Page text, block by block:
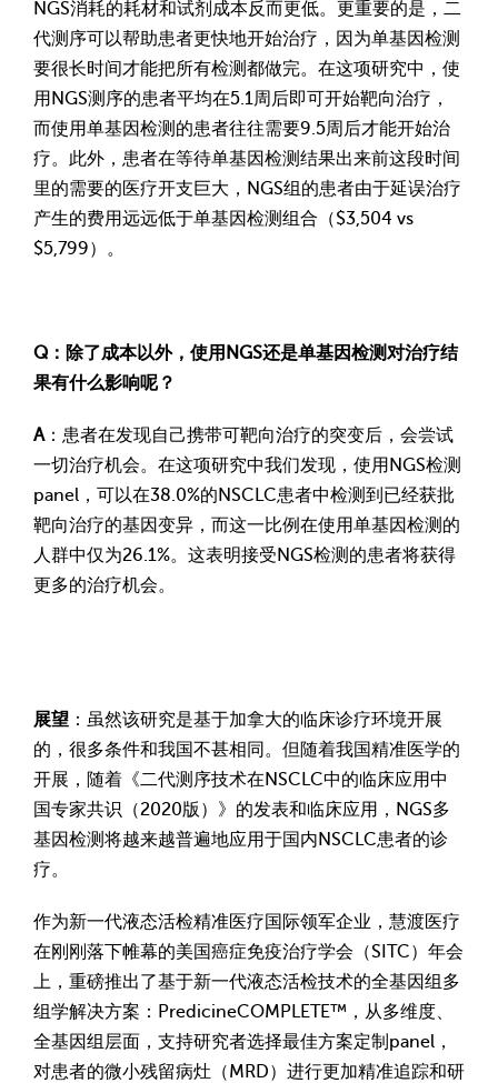
NGS消耗的耗材和试剂成本反而更低。更重要的是，二
代测序可以帮助患者更快地开始治疗，因为单基因检测
要很长时间才能把所有检测都做完。在这项研究中，使
用NGS测序的患者平均在5.1周后即可开始靶向治疗，
而使用单基因检测的患者往往需要9.5周后才能开始治
疗。此外，患者在等待单基因检测结果出来前这段时间
里的需要的医疗开支巨大，NGS组的患者由于延误治疗
产生的费用远远低于单基因检测组合（$3,504 vs
$5,799）。
Q：除了成本以外，使用NGS还是单基因检测对治疗结
果有什么影响呢？
A：患者在发现自己携带可靶向治疗的突变后，会尝试
一切治疗机会。在这项研究中我们发现，使用NGS检测
panel，可以在38.0%的NSCLC患者中检测到已经获批
靶向治疗的基因变异，而这一比例在使用单基因检测的
人群中仅为26.1%。这表明接受NGS检测的患者将获得
更多的治疗机会。
展望 ：虽然该研究是基于加拿大的临床诊疗环境开展
的，很多条件和我国不甚相同。但随着我国精准医学的
开展，随着《二代测序技术在NSCLC中的临床应用中
国专家共识（2020版）》的发表和临床应用，NGS多
基因检测将越来越普遍地应用于国内NSCLC患者的诊
疗。
作为新一代液态活检精准医疗国际领军企业，慧渡医疗
在刚刚落下帷幕的美国癌症免疫治疗学会（SITC）年会
上，重磅推出了基于新一代液态活检技术的全基因组多
组学解决方案：PredicineCOMPLETE™，从多维度、
全基因组层面，支持研究者选择最佳方案定制panel，
对患者的微小残留病灶（MRD）进行更加精准追踪和研